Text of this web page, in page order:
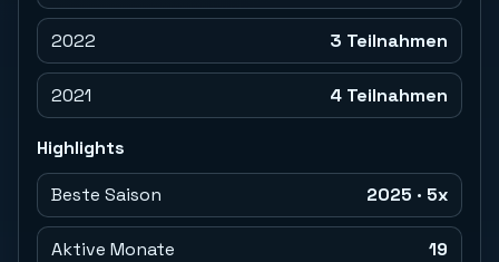
2022 3 Teilnahmen
2021 4 Teilnahmen
Highlights
Beste Saison 2025 · 5x
Aktive Monate 19